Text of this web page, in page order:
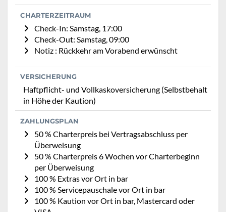
CHARTERZEITRAUM
Check-In: Samstag, 17:00
Check-Out: Samstag, 09:00
Notiz : Rückkehr am Vorabend erwünscht
VERSICHERUNG
Haftpflicht- und Vollkaskoversicherung (Selbstbehalt
in Höhe der Kaution)
ZAHLUNGSPLAN
50 % Charterpreis bei Vertragsabschluss per
Überweisung
50 % Charterpreis 6 Wochen vor Charterbeginn
per Überweisung
100 % Extras vor Ort in bar
100 % Servicepauschale vor Ort in bar
100 % Kaution vor Ort in bar, Mastercard oder